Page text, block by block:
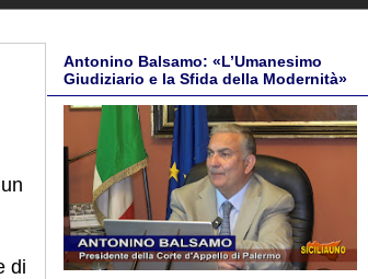
di
Antonino Balsamo: «L’Umanesimo
Giudiziario e la Sfida della Modernità»